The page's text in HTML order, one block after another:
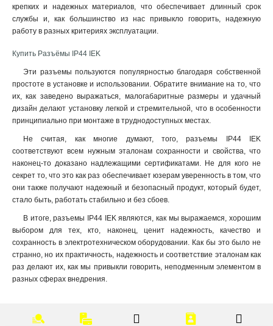
крепких и надежных материалов, что обеспечивает длинный срок
службы и, как большинство из нас привыкло говорить, надежную
работу в разных критериях эксплуатации.
Купить Разъёмы IP44 IEK
Эти разъемы пользуются популярностью благодаря собственной
простоте в установке и использовании. Обратите внимание на то, что
их, как заведено выражаться, малогабаритные размеры и удачный
дизайн делают установку легкой и стремительной, что в особенности
принципиально при монтаже в труднодоступных местах.
Не считая, как многие думают, того, разъемы IP44 IEK
соответствуют всем нужным эталонам сохранности и свойства, что
наконец-то доказано надлежащими сертификатами. Не для кого не
секрет то, что это как раз обеспечивает юзерам уверенность в том, что
они также получают надежный и безопасный продукт, который будет,
стало быть, работать стабильно и без сбоев.
В итоге, разъемы IP44 IEK являются, как мы выражаемся, хорошим
выбором для тех, кто, наконец, ценит надежность, качество и
сохранность в электротехническом оборудовании. Как бы это было не
странно, но их практичность, надежность и соответствие эталонам как
раз делают их, как мы привыкли говорить, неподменным элементом в
разных сферах внедрения.